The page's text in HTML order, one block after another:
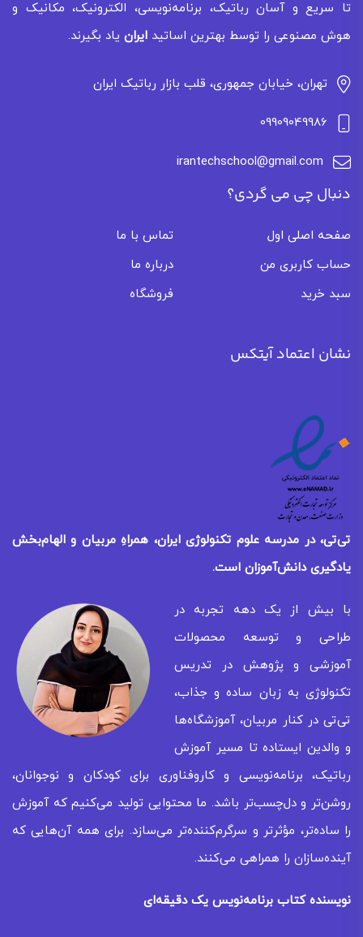
تا سریع و آسان رباتیک، برنامه‌نویسی، الکترونیک، مکانیک و
هوش مصنوعی را توسط بهترین اساتید ایران یاد بگیرند.
تهران، خیابان جمهوری، قلب بازار رباتیک ایران
09909049986
irantechschool@gmail.com
دنبال چی می گردی؟
صفحه اصلی اول
تماس با ما
حساب کاربری من
درباره ما
سبد خرید
فروشگاه
نشان اعتماد آیتکس
تی‌تی، در مدرسه علوم تکنولوژی ایران، همراهِ مربیان و الهام‌بخش
یادگیریدانش‌آموزان است.
با بیش از یک دهه تجربه در
طراحی و توسعه محصولات
آموزشی و پژوهش در تدریس
تکنولوژی به زبان ساده و جذاب،
تی‌تی در کنار مربیان، آموزشگاه‌ها
و والدین ایستاده تا مسیر آموزش
رباتیک، برنامه‌نویسی و کاروفناوری برای کودکان و نوجوانان،
روشن‌تر و دل‌چسب‌تر باشد. ما محتوایی تولید می‌کنیم که آموزش
را ساده‌تر، مؤثرتر و سرگرم‌کننده‌تر می‌سازد. برای همه‌ آن‌هایی که
آینده‌سازان را همراهی می‌کنند.
نویسنده کتاب برنامه‌نویس یک دقیقه‌ای